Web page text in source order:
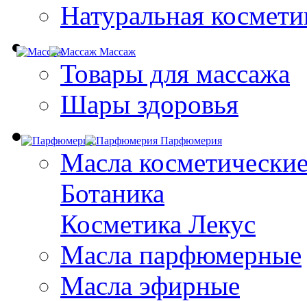
Натуральная
Массаж
Товары для массажа
Шары здоровья
Парфюмерия
Масла
Ботаника
Косметика Лекус
Масла парфюмерные
Масла эфирные